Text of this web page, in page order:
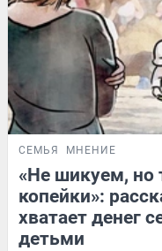
СЕМЬЯ МНЕНИЕ
«Не шикуем, но
копейки»:
хватает денег
детьми